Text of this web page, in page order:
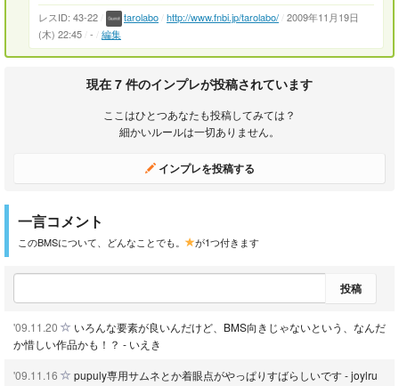
レスID: 43-22 tarolabo http://www.fnbi.jp/tarolabo/ 2009年11月19日
(木) 22:45 - 編集
現在 7 件のインプレが投稿されています
ここはひとつあなたも投稿してみては？
細かいルールは一切ありません。
インプレを投稿する
一言コメント
このBMSについて、どんなことでも。 が1つ付きます
投稿
'09.11.20
いろんな要素が良いんだけど、BMS向きじゃないという、なんだ
か惜しい作品かも！？ - いえき
'09.11.16 pupuly専用サムネとか着眼点がやっぱりすばらしいです - joylru